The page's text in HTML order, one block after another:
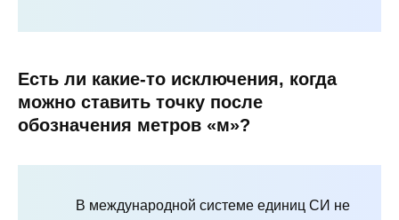
Есть ли какие-то исключения, когда
можно ставить точку после
обозначения метров «м»?
В международной системе единиц СИ не